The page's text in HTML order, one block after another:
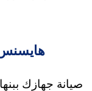
هايسنس
صيانة جهازك ببنها في 3